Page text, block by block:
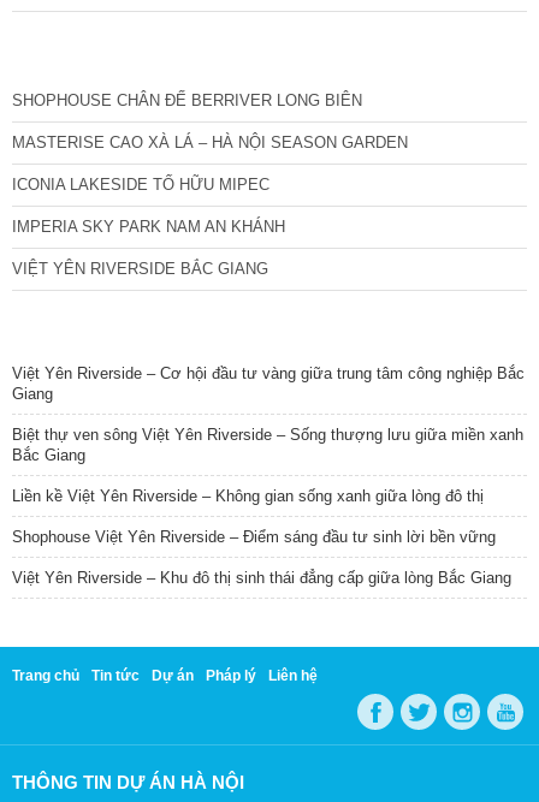
SHOPHOUSE CHÂN ĐẾ BERRIVER LONG BIÊN
MASTERISE CAO XÀ LÁ – HÀ NỘI SEASON GARDEN
ICONIA LAKESIDE TỐ HỮU MIPEC
IMPERIA SKY PARK NAM AN KHÁNH
VIỆT YÊN RIVERSIDE BẮC GIANG
Việt Yên Riverside – Cơ hội đầu tư vàng giữa trung tâm công nghiệp Bắc
Giang
Biệt thự ven sông Việt Yên Riverside – Sống thượng lưu giữa miền xanh
Bắc Giang
Liền kề Việt Yên Riverside – Không gian sống xanh giữa lòng đô thị
Shophouse Việt Yên Riverside – Điểm sáng đầu tư sinh lời bền vững
Việt Yên Riverside – Khu đô thị sinh thái đẳng cấp giữa lòng Bắc Giang
Trang chủ Tin tức Dự án Pháp lý Liên hệ
THÔNG TIN DỰ ÁN HÀ NỘI